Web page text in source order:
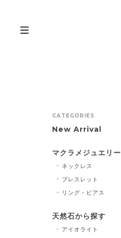
CATEGORIES
New Arrival
マクラメジュエリー
ネックレス
ブレスレット
リング・ピアス
天然石から探す
アイオライト